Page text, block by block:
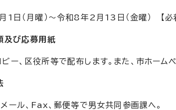
（月曜）～令和8年2月13日（金曜） 【必
び応募用紙
ー、区役所等で配布します。また、市ホーム
ール、Fax、郵便等で男女共同参画課へ。